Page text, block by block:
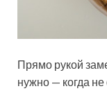
Прямо рукой
нужно — когда не